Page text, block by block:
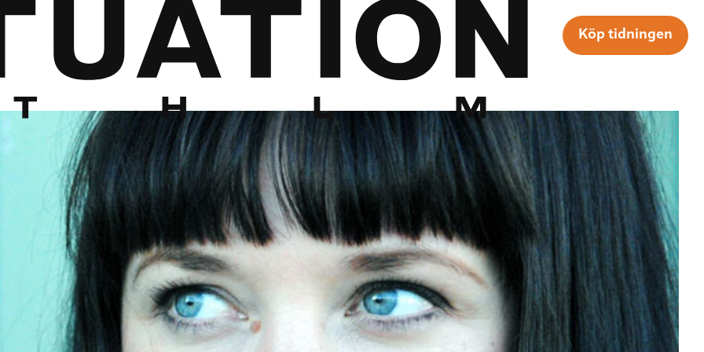
Köp tidningen